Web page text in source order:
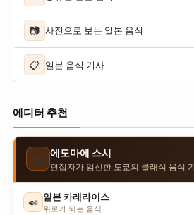
📷 사진으로 보는 일본 음식
📋 일본 음식 기사
에디터 추천
🍣 에도마에 스시
편집자가 엄선한 도쿄의 클래식 음식
🍛 일본 카레라이스
위로가 되는 음식